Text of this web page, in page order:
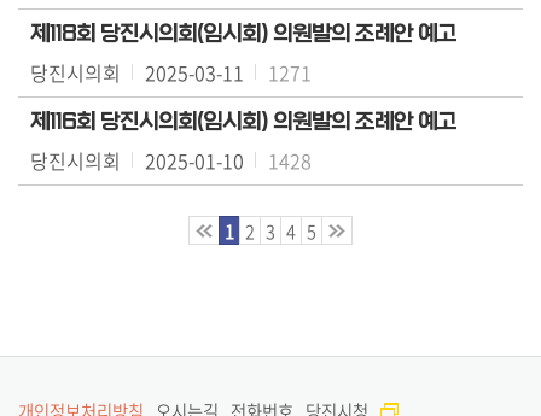
자
료
실
의
정
활
이
제118회 당진시의회(임시회) 의원발의 조례안 예고
당진시의회 2025-03-11 1271
제116회 당진시의회(임시회) 의원발의 조례안 예고
당진시의회 2025-01-10 1428
1 2 3 4 5